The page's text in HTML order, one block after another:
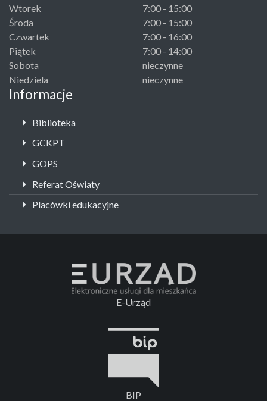
Wtorek
7:00 - 15:00
Środa
7:00 - 15:00
Czwartek
7:00 - 16:00
Piątek
7:00 - 14:00
Sobota
nieczynne
Niedziela
nieczynne
Informacje
Biblioteka
GCKPT
GOPS
Referat Oświaty
Placówki edukacyjne
E-Urząd
BIP